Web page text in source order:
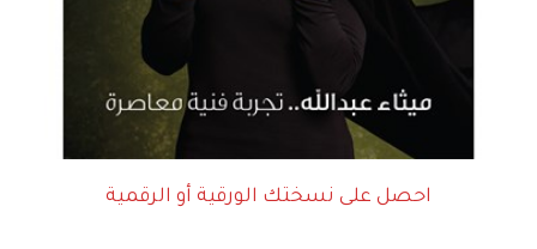
احصل على نسختك الورقية أو الرقمية